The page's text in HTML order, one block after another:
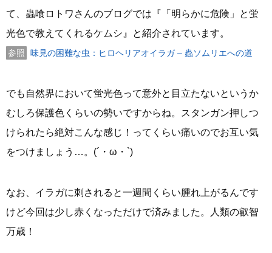
て、蟲喰ロトワさんのブログでは『「明らかに危険」と蛍
光色で教えてくれるケムシ』と紹介されています。
味見の困難な虫：ヒロヘリアオイラガ – 蟲ソムリエへの道
でも自然界において蛍光色って意外と目立たないというか
むしろ保護色くらいの勢いですからね。スタンガン押しつ
けられたら絶対こんな感じ！ってくらい痛いのでお互い気
をつけましょう…。(´・ω・`)
なお、イラガに刺されると一週間くらい腫れ上がるんです
けど今回は少し赤くなっただけで済みました。人類の叡智
万歳！